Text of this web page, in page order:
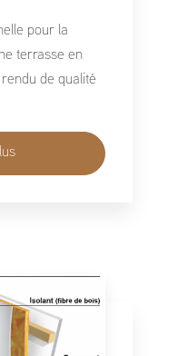
pour la
terrasse en
rendu de qualité